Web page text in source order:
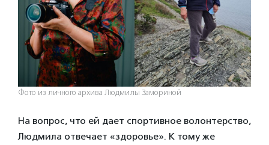
Фото из личного архива Людмилы Замориной
На вопрос, что ей дает спортивное волонтерство,
Людмила отвечает «здоровье». К тому же